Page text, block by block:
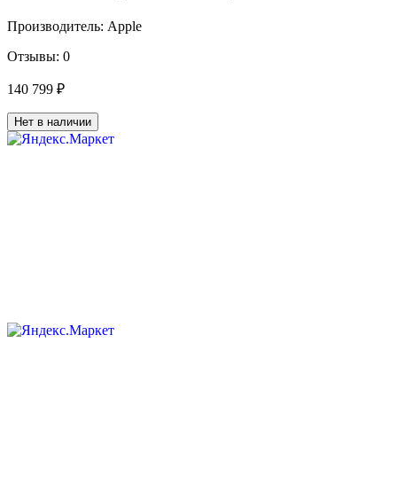
Производитель: Apple
Отзывы: 0
140 799 ₽
Нет в наличии